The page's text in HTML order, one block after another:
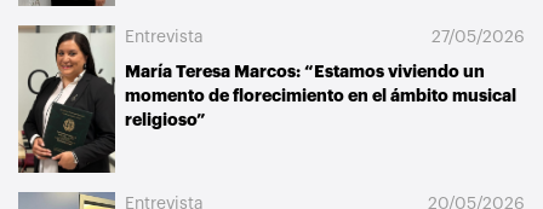
Entrevista
27/05/2026
María Teresa Marcos: “Estamos viviendo un
momento de florecimiento en el ámbito musical
religioso”
Entrevista
20/05/2026